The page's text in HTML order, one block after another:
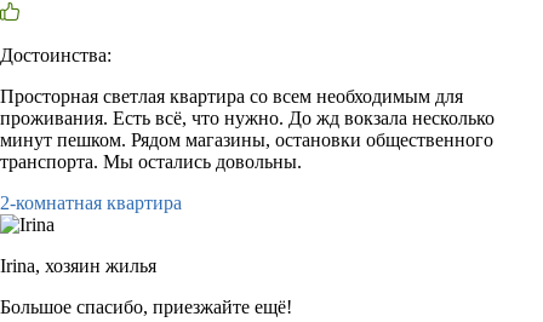
Достоинства:
Просторная светлая квартира со всем необходимым для
проживания. Есть всё, что нужно. До жд вокзала несколько
минут пешком. Рядом магазины, остановки общественного
транспорта. Мы остались довольны.
2-комнатная квартира
Irina, хозяин жилья
Большое спасибо, приезжайте ещё!